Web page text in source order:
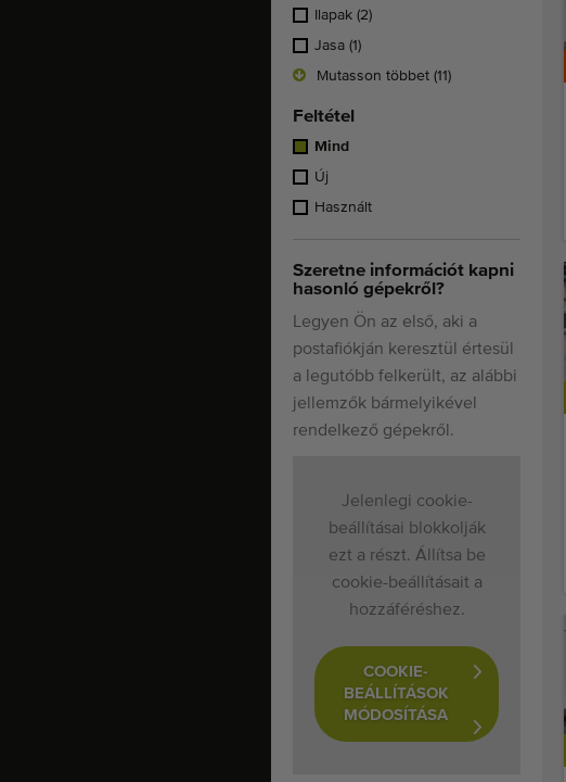
Ilapak (2)
Jasa (1)
Mutasson többet (11)
Feltétel
Mind
Új
Használt
Szeretne információt kapni
hasonló gépekről?
Legyen Ön az első, aki a
postafiókján keresztül értesül
a legutóbb felkerült, az alábbi
jellemzők bármelyikével
rendelkező gépekről.
Jelenlegi cookie-
beállításai blokkolják
ezt a részt. Állítsa be
cookie-beállításait a
hozzáféréshez.
COOKIE-
BEÁLLÍTÁSOK
MÓDOSÍTÁSA